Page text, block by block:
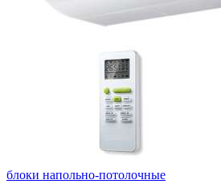
блоки напольно-потолочные